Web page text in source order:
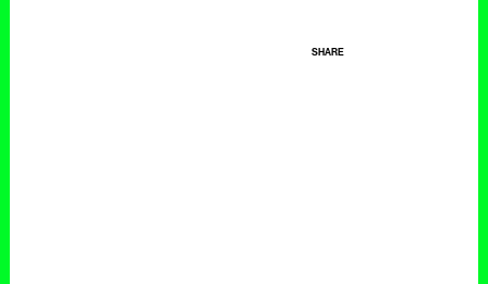
SHARE